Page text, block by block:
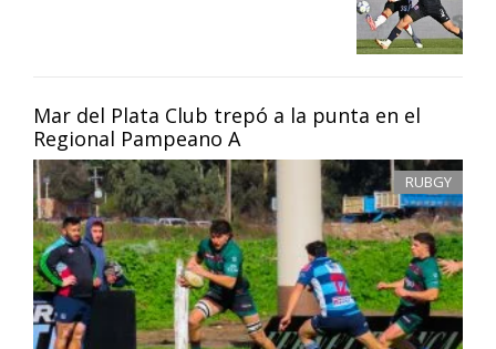
Mar del Plata Club trepó a la punta en el
Regional Pampeano A
RUBGY